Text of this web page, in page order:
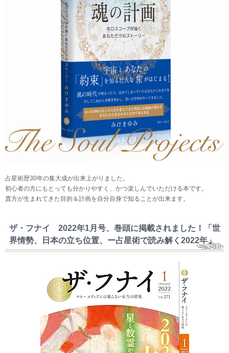
占星術歴30年の集大成が出来上がりました。
初心者の方にもとっても分かりやすく、かつ楽しんでいただける本です。
貴方が生まれてきた目的＆計画を自分自身で知ることが出来ます。
ザ・フナイ 2022年1月号、巻頭に掲載されました！「世
界情勢、日本の立ち位置、ー占星術で読み解く2022年」